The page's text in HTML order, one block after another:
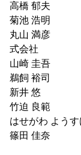
高橋 郁夫
菊池 浩明
丸山 満彦 デ
式会社
山崎 圭吾
鵜飼 裕司
新井 悠 ト
竹迫 良範
はせがわ よう
篠田 佳奈